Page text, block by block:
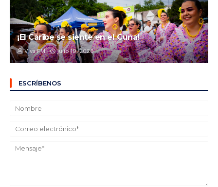
¡El Caribe se siente en el Cuna!
Viva FM julio 19, 2026
ESCRÍBENOS